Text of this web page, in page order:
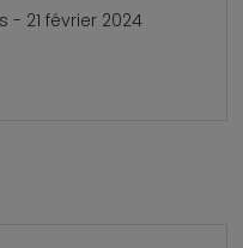
21 février 2024